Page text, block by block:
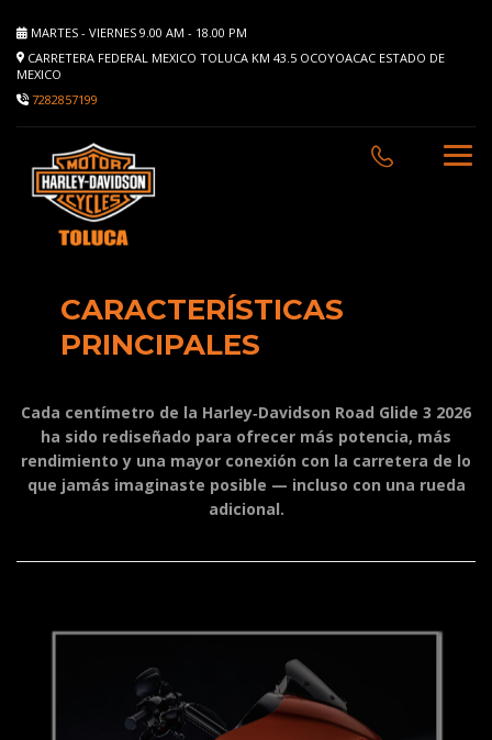
MARTES - VIERNES 9.00 AM - 18.00 PM
CARRETERA FEDERAL MEXICO TOLUCA KM 43.5 OCOYOACAC ESTADO DE
MEXICO
7282857199
CARACTERÍSTICAS
PRINCIPALES
Cada centímetro de la Harley‑Davidson Road Glide 3 2026
ha sido rediseñado para ofrecer más potencia, más
rendimiento y una mayor conexión con la carretera de lo
que jamás imaginaste posible — incluso con una rueda
adicional.